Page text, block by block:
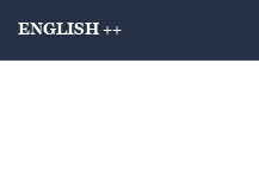
ENGLISH ++